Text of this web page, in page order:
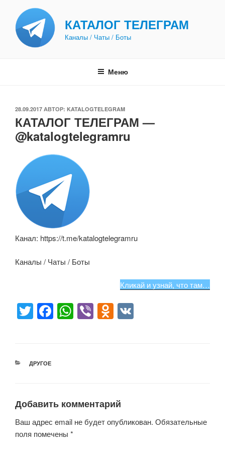
содержимому
КАТАЛОГ ТЕЛЕГРАМ
Каналы / Чаты / Боты
Меню
ОПУБЛИКОВАНО
28.09.2017 АВТОР: KATALOGTELEGRAM
КАТАЛОГ ТЕЛЕГРАМ —
@katalogtelegramru
Канал: https://t.me/katalogtelegramru
Каналы / Чаты / Боты
Кликай и узнай, что там…
T
wi
er
F
a
o
k
W
h
p
Vi
b
O
d
ss
ni
РУБРИКИ
ДРУГОЕ
Добавить комментарий
Ваш адрес email не будет опубликован. Обязательные
поля помечены *